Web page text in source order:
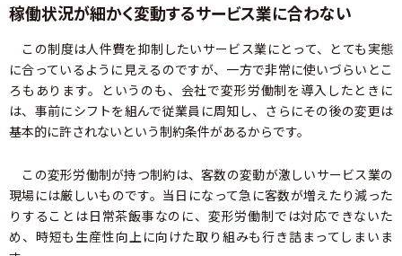
稼働状況が細かく変動するサービス業に合わない
この制度は人件費を抑制したいサービス業にとって、とても実態
に合っているように見えるのですが、一方で非常に使いづらいとこ
ろもあります。というのも、会社で変形労働制を導入したときに
は、事前にシフトを組んで従業員に周知し、さらにその後の変更は
基本的に許されないという制約条件があるからです。
この変形労働制が持つ制約は、客数の変動が激しいサービス業の
現場には厳しいものです。当日になって急に客数が増えたり減った
りすることは日常茶飯事なのに、変形労働制では対応できないた
め、時短も生産性向上に向けた取り組みも行き詰まってしまいま